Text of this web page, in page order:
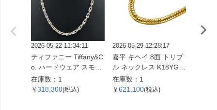
2026-05-22 11:34:11
ティファニー Tiffany&C
o. ハードウェア スモー
ルリンク ネックレス 60
153093 SV925 42.4g シ
在庫数：1
￥ 318,300(税込)
2026-05-29 12:28:17
喜平 キヘイ 8面 トリプ
ル ネックレス K18YG 2
4.5g 60cm【中古】
在庫数：1
￥ 621,100(税込)